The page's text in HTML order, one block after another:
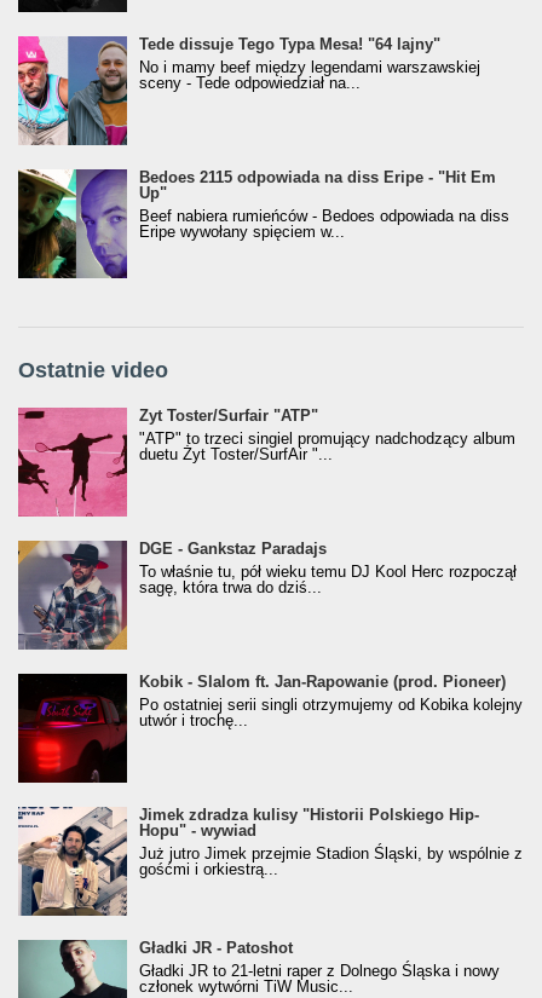
Tede dissuje Tego Typa Mesa! "64 lajny"
No i mamy beef między legendami warszawskiej
sceny - Tede odpowiedział na...
Bedoes 2115 odpowiada na diss Eripe - "Hit Em
Up"
Beef nabiera rumieńców - Bedoes odpowiada na diss
Eripe wywołany spięciem w...
Ostatnie video
Żyt Toster/SurfAir - ATP VIDEO
Żyt Toster/Surfair "ATP"
"ATP" to trzeci singiel promujący nadchodzący album
duetu Żyt Toster/SurfAir "...
donGURALesko z nagrodą za
Klasyczny/Trueschoolowy Album Roku
(Popkillery 2023)
DGE - Gankstaz Paradajs
To właśnie tu, pół wieku temu DJ Kool Herc rozpoczął
sagę, która trwa do dziś...
Kobik - Slalom ft. Jan-Rapowanie (prod. Pioneer)
[Official Music Visualiser]
Kobik - Slalom ft. Jan-Rapowanie (prod. Pioneer)
Po ostatniej serii singli otrzymujemy od Kobika kolejny
utwór i trochę...
Jimek zdradza kulisy "Historii Polskiego Hip-
Hopu" - wywiad
Jimek zdradza kulisy "Historii Polskiego Hip-
Hopu" - wywiad
Już jutro Jimek przejmie Stadion Śląski, by wspólnie z
gośćmi i orkiestrą...
Gładki JR - Patoshot
Gładki JR - Patoshot
Gładki JR to 21-letni raper z Dolnego Śląska i nowy
członek wytwórni TiW Music...